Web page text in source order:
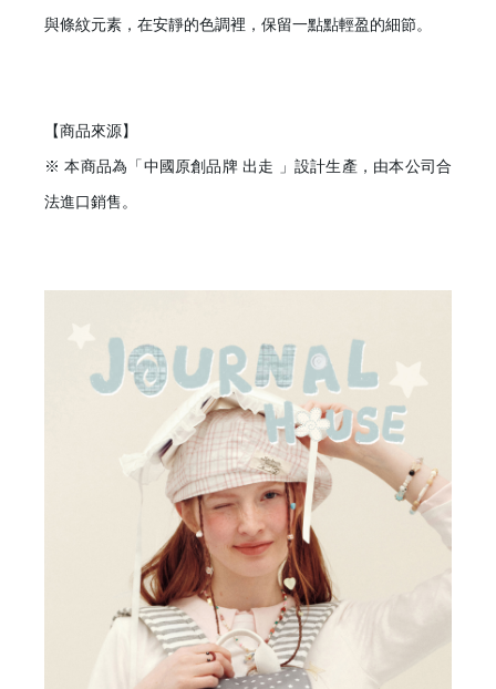
與條紋元素，在安靜的色調裡，保留一點點輕盈的細節。
【商品來源】
※ 本商品為「中國原創品牌 出走 」設計生產，由本公司合
法進口銷售。